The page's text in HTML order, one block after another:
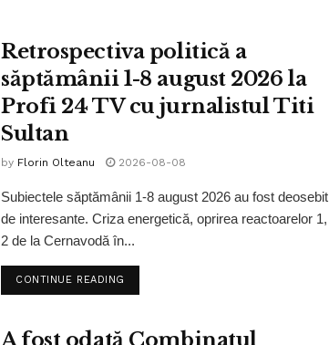
Retrospectiva politică a
săptămânii 1-8 august 2026 la
Profi 24 TV cu jurnalistul Titi
Sultan
by Florin Olteanu 2026-08-08
Subiectele săptămânii 1-8 august 2026 au fost deosebit
de interesante. Criza energetică, oprirea reactoarelor 1,
2 de la Cernavodă în...
CONTINUE READING